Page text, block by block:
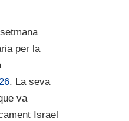
per la
. La seva
va
Israel